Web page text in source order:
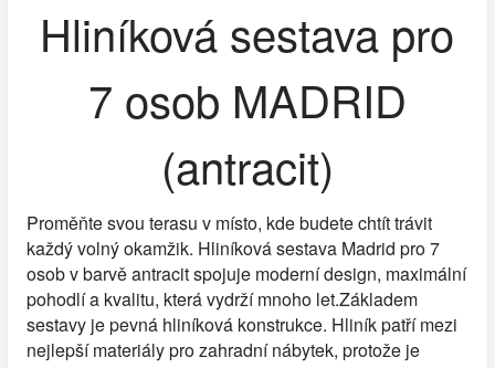
Hliníková sestava pro
7 osob MADRID
(antracit)
Proměňte svou terasu v místo, kde budete chtít trávit
každý volný okamžik. Hliníková sestava Madrid pro 7
osob v barvě antracit spojuje moderní design, maximální
pohodlí a kvalitu, která vydrží mnoho let.Základem
sestavy je pevná hliníková konstrukce. Hliník patří mezi
nejlepší materiály pro zahradní nábytek, protože je